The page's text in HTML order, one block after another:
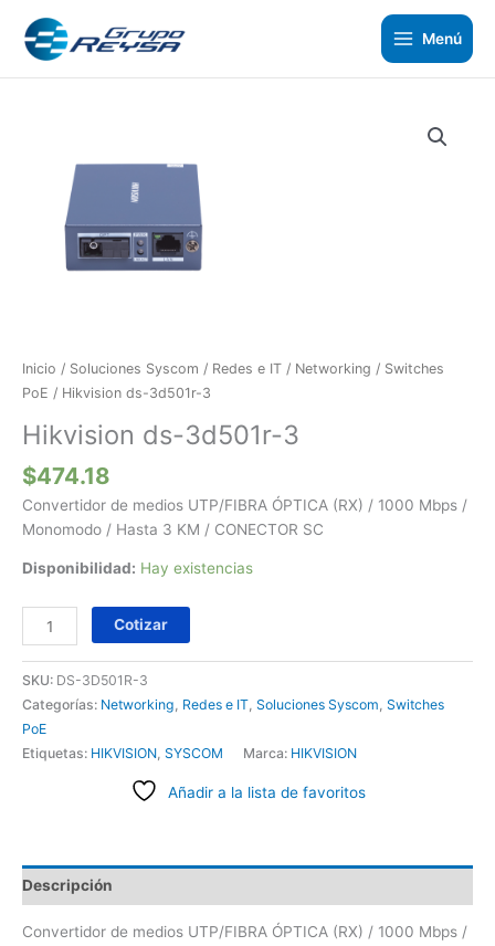
contenido
Menú
Inicio / Soluciones Syscom / Redes e IT / Networking / Switches
PoE / Hikvision ds-3d501r-3
Hikvision ds-3d501r-3
$474.18
Convertidor de medios UTP/FIBRA ÓPTICA (RX) / 1000 Mbps /
Monomodo / Hasta 3 KM / CONECTOR SC
Disponibilidad: Hay existencias
3d501r-
cantidad
Cotizar
SKU: DS-3D501R-3
Categorías: Networking, Redes e IT, Soluciones Syscom, Switches
PoE
Etiquetas: HIKVISION, SYSCOM Marca: HIKVISION
Añadir a la lista de favoritos
Descripción
Convertidor de medios UTP/FIBRA ÓPTICA (RX) / 1000 Mbps /